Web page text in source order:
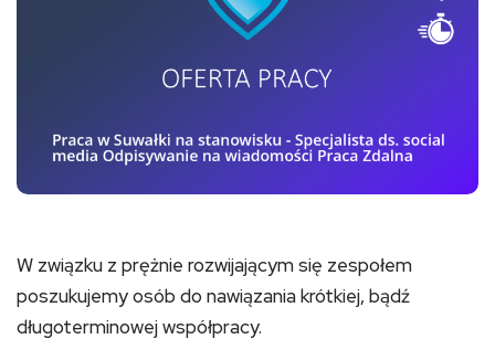
W związku z prężnie rozwijającym się zespołem
poszukujemy osób do nawiązania krótkiej, bądź
długoterminowej współpracy.